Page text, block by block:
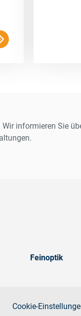
informieren Sie
Feinoptik
Cookie-